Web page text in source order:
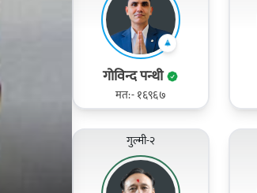
गोविन्द पन्थी
मत:- १६९६७
गुल्मी-२